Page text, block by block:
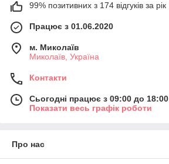
99% позитивних з 174 відгуків за рік
Працює з 01.06.2020
м. Миколаїв
Миколаїв, Україна
Контакти
Сьогодні працює з 09:00 до 18:00
Показати весь графік роботи
Про нас